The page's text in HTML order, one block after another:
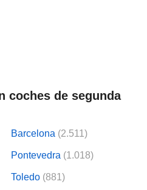
coches de segunda
Barcelona (2.511)
Pontevedra (1.018)
Toledo (881)